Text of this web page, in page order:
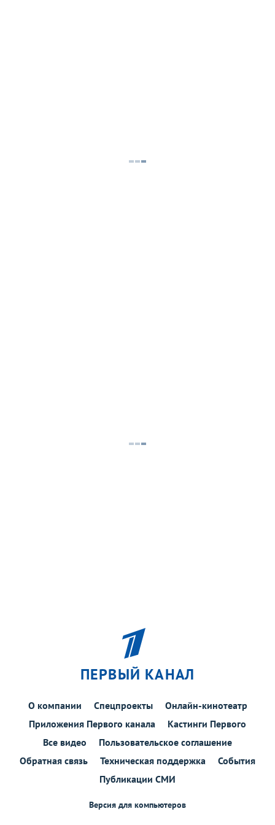
ПЕРВЫЙ КАНАЛ
О компании Спецпроекты
Онлайн-кинотеатр
Приложения Первого канала
Кастинги Первого
Все видео
Пользовательское соглашение
Обратная связь
Техническая поддержка
События
Публикации СМИ
Версия для компьютеров